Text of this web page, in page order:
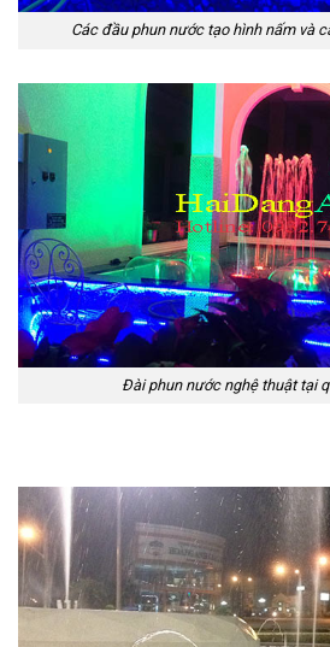
Các đầu phun nước tạo hình nấm và
Đài phun nước nghệ thuật tại